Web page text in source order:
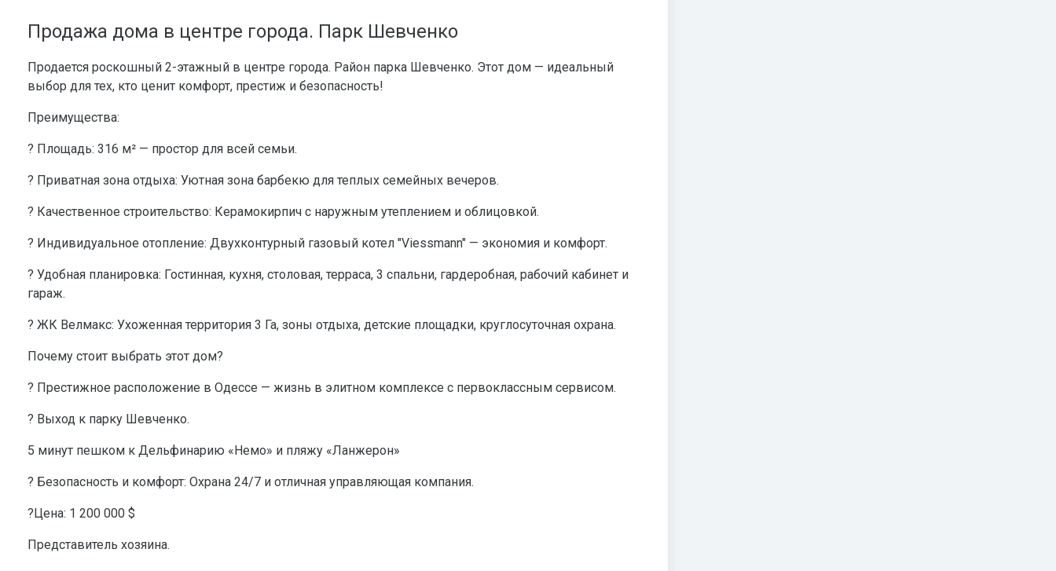
Продажа дома в центре города. Парк Шевченко
Продается роскошный 2-этажный в центре города. Район парка Шевченко. Этот дом — идеальный
выбор для тех, кто ценит комфорт, престиж и безопасность!
Преимущества:
? Площадь: 316 м² — простор для всей семьи.
? Приватная зона отдыха: Уютная зона барбекю для теплых семейных вечеров.
? Качественное строительство: Керамокирпич с наружным утеплением и облицовкой.
? Индивидуальное отопление: Двухконтурный газовый котел "Viessmann" — экономия и комфорт.
? Удобная планировка: Гостинная, кухня, столовая, терраса, 3 спальни, гардеробная, рабочий кабинет и
гараж.
? ЖК Велмакс: Ухоженная территория 3 Га, зоны отдыха, детские площадки, круглосуточная охрана.
Почему стоит выбрать этот дом?
? Престижное расположение в Одессе — жизнь в элитном комплексе с первоклассным сервисом.
? Выход к парку Шевченко.
5 минут пешком к Дельфинарию «Немо» и пляжу «Ланжерон»
? Безопасность и комфорт: Охрана 24/7 и отличная управляющая компания.
?Цена: 1 200 000 $
Представитель хозяина.